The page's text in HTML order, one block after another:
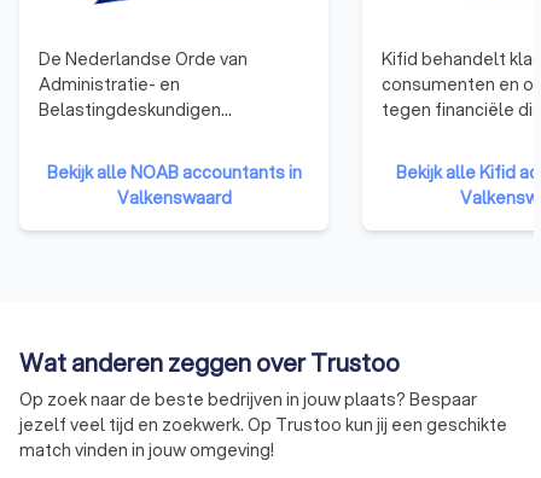
De Nederlandse Orde van
Administratie- en
Belastingdeskundigen
bedrijven en ondernemers,
ondersteunt
administratiekantoren en
belastingadviseurs, en zorgt
gespecialiseerd is in
administratieve en fiscale
dienstverlening voor mkb-
ondernemers. Ze hebben vaak
praktische ervaring binnen de
Bekijk alle NOAB accountants in
Valkenswaard
Kifid behandelt
consumenten en
tegen financiële
klachteninstituut.
adviseurs en
aangesloten bij
rechter.
Bekijk alle Kifid
Wat anderen zeggen over Trustoo
Op zoek naar de beste bedrijven in jouw plaats? Bespaar
jezelf veel tijd en zoekwerk. Op Trustoo kun jij een geschikte
match vinden in jouw omgeving!